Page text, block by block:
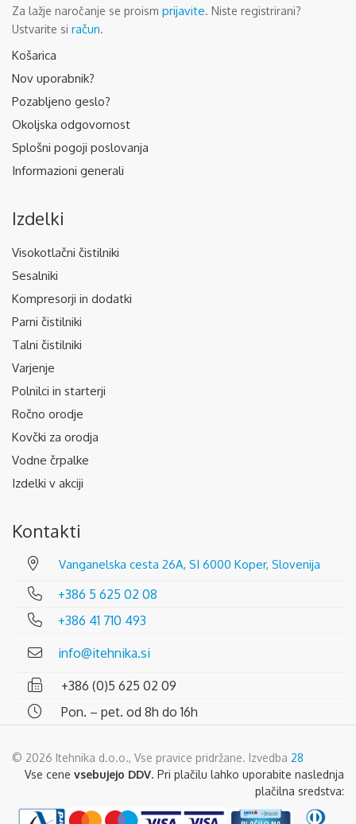
Za lažje naročanje se proism prijavite. Niste registrirani?
Ustvarite si račun.
Košarica
Nov uporabnik?
Pozabljeno geslo?
Okoljska odgovornost
Splošni pogoji poslovanja
Informazioni generali
Izdelki
Visokotlačni čistilniki
Sesalniki
Kompresorji in dodatki
Parni čistilniki
Talni čistilniki
Varjenje
Polnilci in starterji
Ročno orodje
Kovčki za orodja
Vodne črpalke
Izdelki v akciji
Kontakti
Vanganelska cesta 26A, SI 6000 Koper, Slovenija
+386 5 625 02 08
+386 41 710 493
info@itehnika.si
+386 (0)5 625 02 09
Pon. – pet. od 8h do 16h
© 2026 Itehnika d.o.o., Vse pravice pridržane. Izvedba 28
Vse cene vsebujejo DDV. Pri plačilu lahko uporabite naslednja
plačilna sredstva: